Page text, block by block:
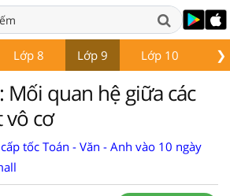
❯
Lớp 8 Lớp 9 Lớp 10
Mối quan hệ giữa các
vô cơ
tốc Toán - Văn - Anh vào 10 ngày